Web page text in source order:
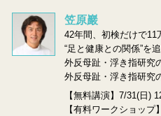
笠原巖
42年間、初検だけで11
“足と健康との関係”を
外反母趾・浮き指研究
外反母趾・浮き指研究
【無料講演】7/31(日)
【有料ワークショッ